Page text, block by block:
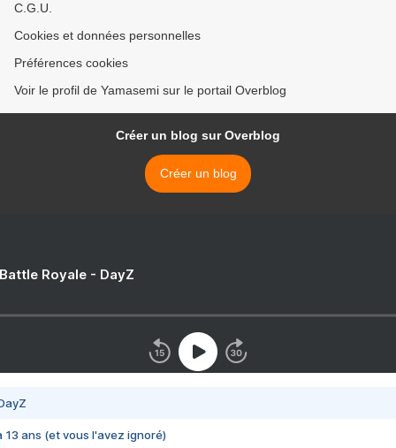
C.G.U.
Cookies et données personnelles
Préférences cookies
Voir le profil de Yamasemi sur le portail Overblog
Créer un blog sur Overblog
Créer un blog
Royale - DayZ
13 ans (et vous l'avez ignoré)